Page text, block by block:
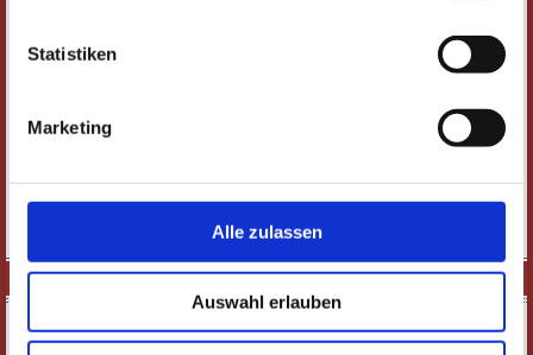
Statistiken
Marketing
Alle zulassen
Auswahl erlauben
Rüsselsheim mbH
Städtische Betriebshöfe Rüsselsheim
Bürgerinnen und Bürger innerhalb und außerhalb von
Rüsselsheim
ILLUST_RATIO WORKSHOP 1